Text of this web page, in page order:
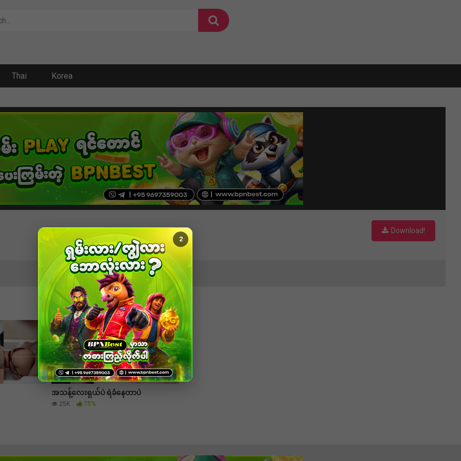
Thai Korea
1
Download!
52:45
အသန့်လေးရှယ်ပဲ ရဲခံနေတာပဲ
25K 75%